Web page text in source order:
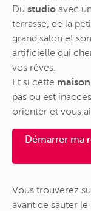
Du studio avec
terrasse, de la
grand salon et
artificielle qui
vos rêves.
Et si cette
pas ou est
orienter et vous
Démarrer ma
Vous trouverez
avant de sauter le